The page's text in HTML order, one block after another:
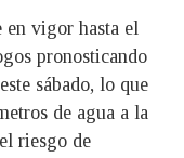
en vigor hasta el
pronosticando
sábado, lo que
de agua a la
riesgo de